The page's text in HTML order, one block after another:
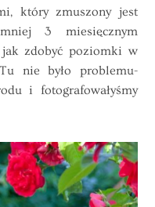
który zmuszony jest
3 miesięcznym
zdobyć poziomki w
nie było problemu-
i fotografowałyśmy